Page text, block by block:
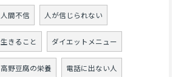
人間不信 人が信じられない
生きること ダイエットメニュー
高野豆腐の栄養 電話に出ない人